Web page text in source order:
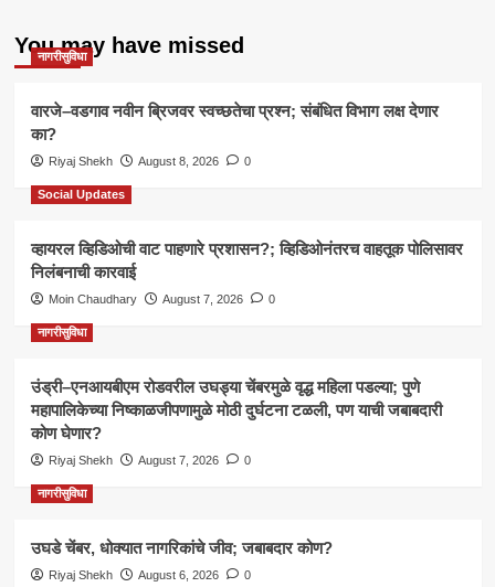
You may have missed
नागरीसुविधा
वारजे–वडगाव नवीन ब्रिजवर स्वच्छतेचा प्रश्न; संबंधित विभाग लक्ष देणार
का?
Riyaj Shekh August 8, 2026 0
Social Updates
व्हायरल व्हिडिओची वाट पाहणारे प्रशासन?; व्हिडिओनंतरच वाहतूक पोलिसावर
निलंबनाची कारवाई
Moin Chaudhary August 7, 2026 0
नागरीसुविधा
उंड्री–एनआयबीएम रोडवरील उघड्या चेंबरमुळे वृद्ध महिला पडल्या; पुणे
महापालिकेच्या निष्काळजीपणामुळे मोठी दुर्घटना टळली, पण याची जबाबदारी
कोण घेणार?
Riyaj Shekh August 7, 2026 0
नागरीसुविधा
उघडे चेंबर, धोक्यात नागरिकांचे जीव; जबाबदार कोण?
Riyaj Shekh August 6, 2026 0